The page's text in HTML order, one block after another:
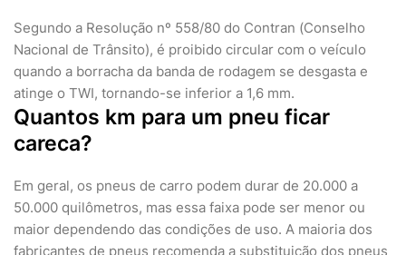
Segundo a Resolução nº 558/80 do Contran (Conselho
Nacional de Trânsito), é proibido circular com o veículo
quando a borracha da banda de rodagem se desgasta e
atinge o TWI, tornando-se inferior a 1,6 mm.
Quantos km para um pneu ficar
careca?
Em geral, os pneus de carro podem durar de 20.000 a
50.000 quilômetros, mas essa faixa pode ser menor ou
maior dependendo das condições de uso. A maioria dos
fabricantes de pneus recomenda a substituição dos pneus